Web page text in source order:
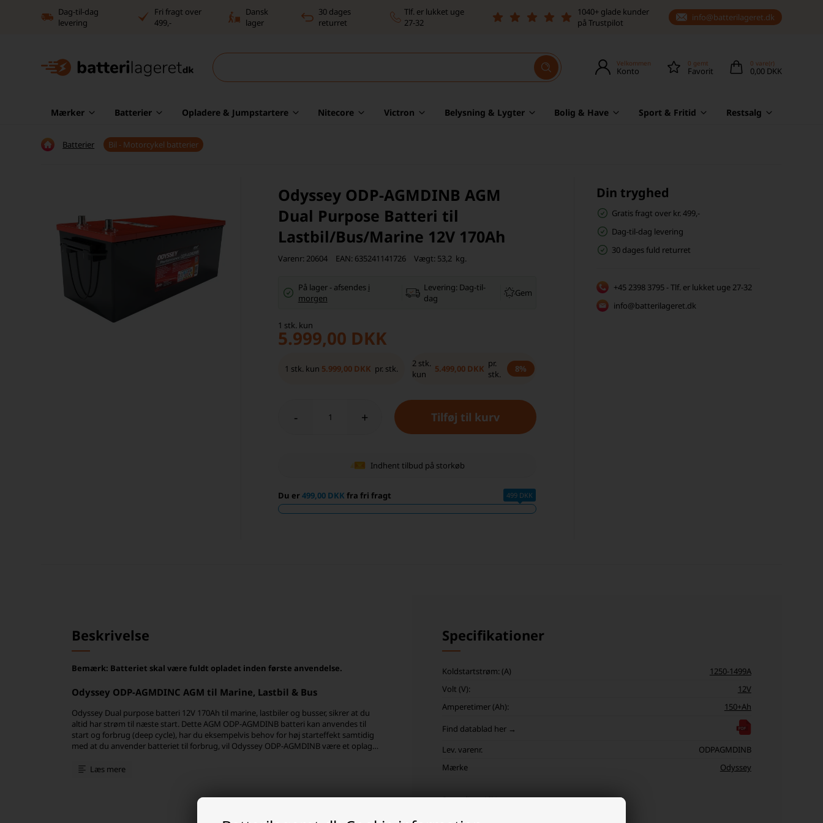
Dag-til-dag
levering
Fri fragt over
499,-
Dansk
lager
30 dages
returret
Tlf. er lukket uge
27-32
1040+ glade kunder
på Trustpilot
info@batterilageret.dk
Velkommen
Konto
0 gemt
Favorit
0 vare(r)
0,00 DKK
Mærker Batterier Opladere & Jumpstartere Nitecore Victron Belysning & Lygter Bolig & Have Sport & Fritid Restsalg
Batterier Bil - Motorcykel batterier
Odyssey ODP-AGMDINB AGM
Dual Purpose Batteri til
Lastbil/Bus/Marine 12V 170Ah
Varenr: 20604 EAN: 635241141726 Vægt: 53,2 kg.
På lager- afsendes i
morgen
Levering: Dag-til-
dag
Gem
1 stk. kun
5.999,00 DKK
1 stk. kun 5.999,00 DKK pr. stk. 2 stk.
kun
5.499,00 DKK pr.
stk.
8%
- +
Indhent tilbud på storkøb
Du er499,00 DKK fra fri fragt 499 DKK
Din tryghed
Gratis fragt over kr. 499,-
Dag-til-dag levering
30 dages fuld returret
+45 2398 3795 - Tlf. er lukket uge 27-32
info@batterilageret.dk
Beskrivelse
Bemærk: Batteriet skal være fuldt opladet inden første anvendelse.
Odyssey ODP-AGMDINC AGM til Marine, Lastbil & Bus
Odyssey Dual purpose batteri 12V 170Ah til marine, lastbiler og busser, sikrer at du
altid har strøm til næste start. Dette AGM ODP-AGMDINB batteri kan anvendes til
start og forbrug (deep cycle), har du eksempelvis behov for høj starteffekt samtidig
med at du anvender batteriet til forbrug, vil Odyssey ODP-AGMDINB være et oplagt
Meget lav selvafladning gør at batteriet kan stå stille i lang tid og stadig være
Læs mere
Specifikationer
Koldstartstrøm: (A)
1250-1499A
Volt (V):
12V
Amperetimer (Ah):
150+Ah
Find datablad her →
Lev. varenr.
ODPAGMDINB
Mærke
Odyssey
Spænding: 12V